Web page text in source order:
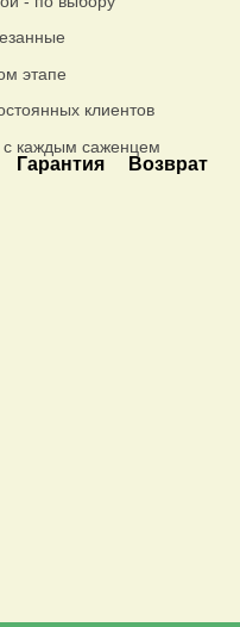
этапе
клиентов
каждым саженцем
Гарантия Возврат